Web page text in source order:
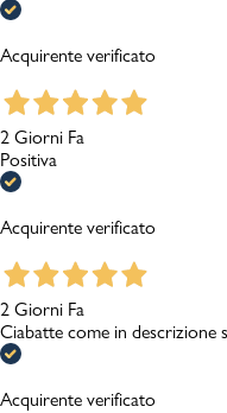
Acquirente verificato
2 Giorni Fa
Positiva
Acquirente verificato
2 Giorni Fa
Ciabatte come in descrizione
Acquirente verificato